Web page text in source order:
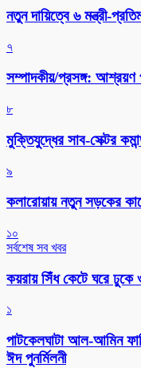
নতুন দায়িত্বে ৬ মন্ত্রী-
৭
সম্পাদকীয়/প্রসঙ্গ: আশ্রয়ণ
৮
মুক্তিযুদ্ধের সাব-সেক্টর
৯
কলারোয়ায় নতুন সড়কের
১০
সর্বশেষ সব খবর
কয়রায় সিঁধ কেটে ঘরে ঢুকে
১
পাটকেলঘাটা আল-আমিন
ঈদ পুনর্মিলনী